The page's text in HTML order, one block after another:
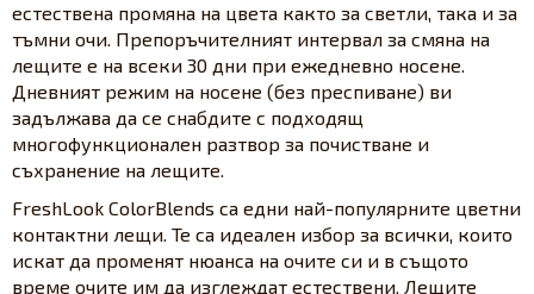
естествена промяна на цвета както за светли, така и за
тъмни очи. Препоръчителният интервал за смяна на
лещите е на всеки 30 дни при ежедневно носене.
Дневният режим на носене (без преспиване) ви
задължава да се снабдите с подходящ
многофункционален разтвор за почистване и
съхранение на лещите.
FreshLook ColorBlends са едни най-популярните цветни
контактни лещи. Те са идеален избор за всички, които
искат да променят нюанса на очите си и в същото
време очите им да изглеждат естествени. Лещите